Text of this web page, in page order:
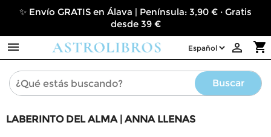
✨ Envío GRATIS en Álava | Península: 3,90 € · Gratis
desde 39 €
 shopping_cart

Buscar
LABERINTO DEL ALMA | ANNA LLENAS